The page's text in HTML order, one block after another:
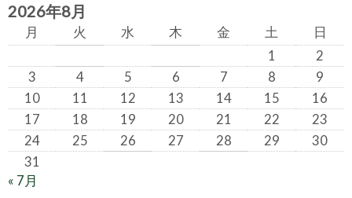
2026年8月
月 火 水 木 金 土
日
1
2
3
4 5 6 7 8
9
10
11 12 13 14 15
16
17
18 19 20 21 22
23
24
25 26 27 28 29
30
31
« 7月